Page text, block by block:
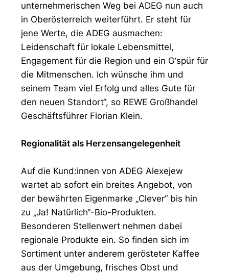
unternehmerischen Weg bei ADEG nun auch
in Oberösterreich weiterführt. Er steht für
jene Werte, die ADEG ausmachen:
Leidenschaft für lokale Lebensmittel,
Engagement für die Region und ein G‘spür für
die Mitmenschen. Ich wünsche ihm und
seinem Team viel Erfolg und alles Gute für
den neuen Standort“, so REWE Großhandel
Geschäftsführer Florian Klein.
Regionalität als Herzensangelegenheit
Auf die Kund:innen von ADEG Alexejew
wartet ab sofort ein breites Angebot, von
der bewährten Eigenmarke „Clever“ bis hin
zu „Ja! Natürlich“-Bio-Produkten.
Besonderen Stellenwert nehmen dabei
regionale Produkte ein. So finden sich im
Sortiment unter anderem gerösteter Kaffee
aus der Umgebung, frisches Obst und